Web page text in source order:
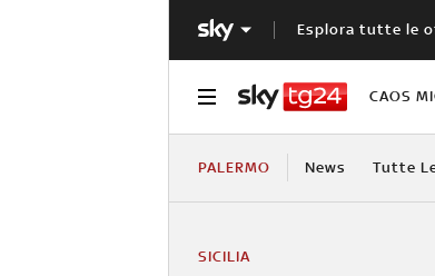
Esplora tutte le
CAOS
PALERMO News Tutte
SICILIA